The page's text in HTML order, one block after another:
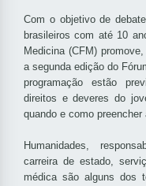
Com o objetivo de
brasileiros com até 10
Medicina (CFM)
a segunda edição do
programação estão
direitos e deveres do
quando e como
Humanidades,
carreira de estado,
médica são alguns dos